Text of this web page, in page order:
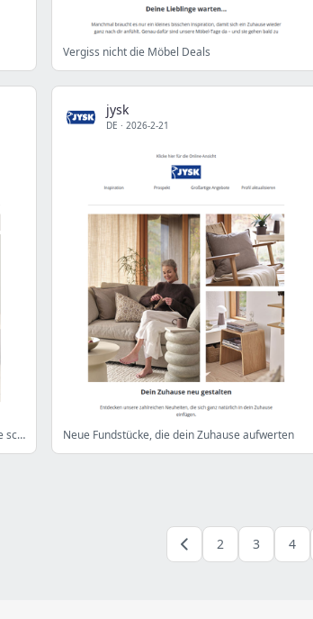
Vergiss nicht die Möbel Deals
Nur noch kurze Zeit: Finde, was deine Nächte schöner macht
jysk
DE · 2026-2-21
Neue Fundstücke, die dein Zuhause aufwerten
2 3 4